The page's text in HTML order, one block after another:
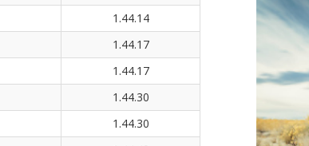
1.44.14
1.44.17
1.44.17
1.44.30
1.44.30